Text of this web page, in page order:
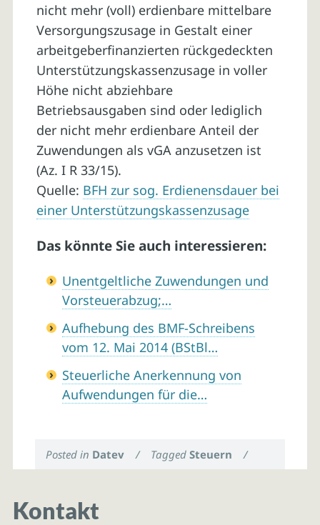
nicht mehr (voll) erdienbare mittelbare
Versorgungszusage in Gestalt einer
arbeitgeberfinanzierten rückgedeckten
Unterstützungskassenzusage in voller
Höhe nicht abziehbare
Betriebsausgaben sind oder lediglich
der nicht mehr erdienbare Anteil der
Zuwendungen als vGA anzusetzen ist
(Az. I R 33/15).
Quelle: BFH zur sog. Erdienensdauer bei
einer Unterstützungskassenzusage
Das könnte Sie auch interessieren:
Unentgeltliche Zuwendungen und
Vorsteuerabzug;…
Aufhebung des BMF-Schreibens
vom 12. Mai 2014 (BStBl…
Steuerliche Anerkennung von
Aufwendungen für die…
Posted in Datev / TaggedSteuern /
Kontakt